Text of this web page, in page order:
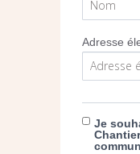
L’ÉGLISE
7 décembre
# Diocèse de
Adresse
Je